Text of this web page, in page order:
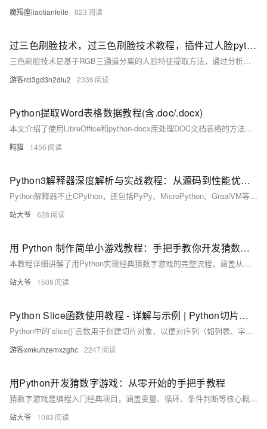
魔羯座liaotianfeile 823
过三色刷脸技术，过三色刷脸技术教程，插件过人脸python分享学习
三色刷脸技术是基于RGB三通道分离的人脸特征提取方法，通过分析人脸在不同颜色通道的特征差异
游客rci3gd3n2dlu2 2336
Python提取Word表格数据教程(含.doc/.docx)
本文介绍了使用LibreOffice和python-docx库处理DOC文档表格的方法。首先需安装LibreOffice进行DOC到DOCX的格式转换，然后通过python-docx读取和修改表格数据。文中提供了详细的代码示例，包括格式转换函数、表格读取函数以及修改保存功能。该方法适用于Windows和Linux系统，解决了老旧DOC格式文档的处理难题，为需要处理历史文档的用户提供了实用解决方案。
盹猫 1456
Python3解释器深度解析与实战教程：从源码到性能优化的全路径探索
Python解释器不止CPython，还包括PyPy、MicroPython、GraalVM等，各具特色，适用于不同场景。本文深入解析Python解释器的工作原理、内存管理机制、GIL限制及其优化策略，并介绍性能调优工具链及未来发展方向，助力开发者提升Python应用性能。
站大爷 628
用 Python 制作简单小游戏教程：手把手教你开发猜数字游戏
本教程详细讲解了用Python实现经典猜数字游戏的完整流程，涵盖从基础规则到高级功能的全方位开发。内容包括游戏逻辑设计、输入验证与错误处理、猜测次数统计、难度选择、彩色输出等核心功能，并提供完整代码示例。同时，介绍了开发环境搭建及调试方法，帮助初学者快速上手。最后还提出了图形界面、网络对战、成就系统等扩展方向，鼓励读者自主创新，打造个性化游戏版本。适合Python入门者实践与进阶学习。
站大爷 1508
Python Slice函数使用教程 - 详解与示例 | Python切片操作指南
Python中的`slice()`函数用于创建切片对象，以便对序列（如列表、字符串、元组）进行高效切片操作。它支持指定起始索引、结束索引和步长，提升代码可读性和灵活性。
游客xmkuhzemxzghc 2247
用Python开发猜数字游戏：从零开始的手把手教程
猜数字游戏是编程入门经典项目，涵盖变量、循环、条件判断等核心概念。玩家通过输入猜测电脑生成的随机数，程序给出提示直至猜中。项目从基础实现到功能扩展，逐步提升难度，适合各阶段Python学习者。
站大爷 1083